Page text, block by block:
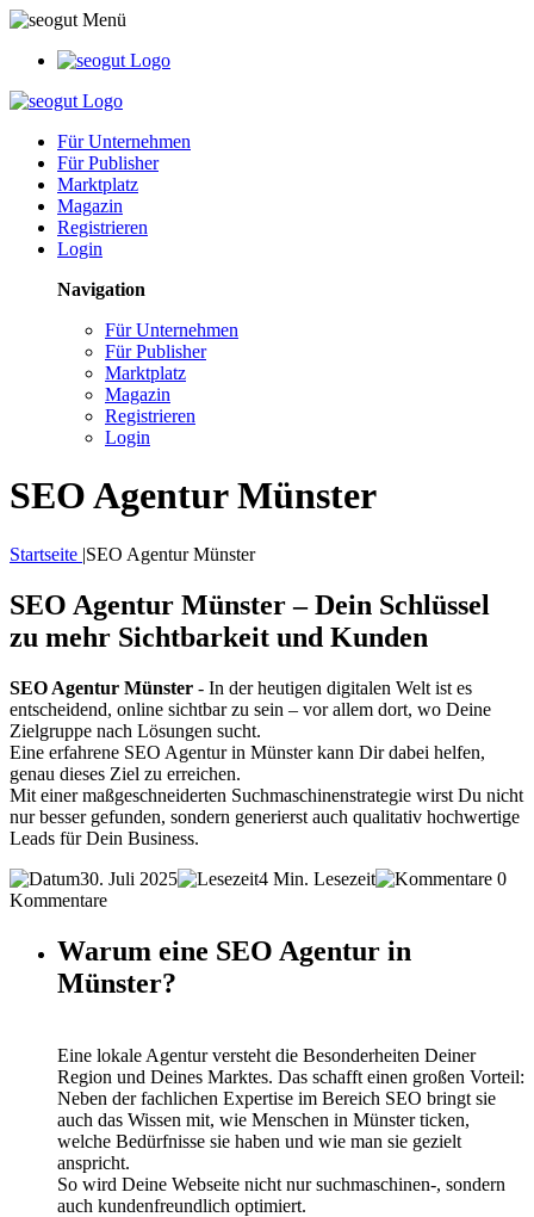
Für Unternehmen
Für Publisher
Marktplatz
Magazin
Registrieren
Login
Navigation
Für Unternehmen
Für Publisher
Marktplatz
Magazin
Registrieren
Login
SEO Agentur Münster
Startseite |SEO Agentur Münster
SEO Agentur Münster – Dein Schlüssel
zu mehr Sichtbarkeit und Kunden
SEO Agentur Münster - In der heutigen digitalen Welt ist es
entscheidend, online sichtbar zu sein – vor allem dort, wo Deine
Zielgruppe nach Lösungen sucht.
Eine erfahrene SEO Agentur in Münster kann Dir dabei helfen,
genau dieses Ziel zu erreichen.
Mit einer maßgeschneiderten Suchmaschinenstrategie wirst Du nicht
nur besser gefunden, sondern generierst auch qualitativ hochwertige
Leads für Dein Business.
30. Juli 2025
4 Min. Lesezeit
0
Kommentare
Warum eine SEO Agentur in
Münster?
Eine lokale Agentur versteht die Besonderheiten Deiner
Region und Deines Marktes. Das schafft einen großen Vorteil:
Neben der fachlichen Expertise im Bereich SEO bringt sie
auch das Wissen mit, wie Menschen in Münster ticken,
welche Bedürfnisse sie haben und wie man sie gezielt
anspricht.
So wird Deine Webseite nicht nur suchmaschinen-, sondern
auch kundenfreundlich optimiert.